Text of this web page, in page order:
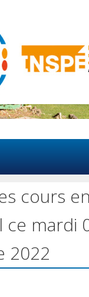
cours en
ce mardi
2022